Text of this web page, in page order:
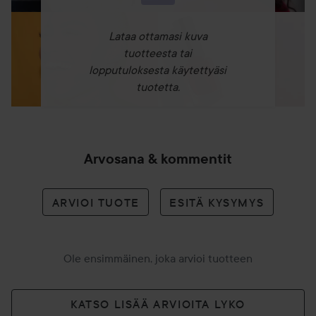
Lataa ottamasi kuva
tuotteesta tai
lopputuloksesta käytettyäsi
tuotetta.
Arvosana & kommentit
ARVIOI TUOTE ESITÄ KYSYMYS
Ole ensimmäinen, joka arvioi tuotteen
KATSO LISÄÄ ARVIOITA LYKO